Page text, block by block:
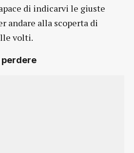
di indicarvi le giuste
andare alla scoperta di
volti.
perdere